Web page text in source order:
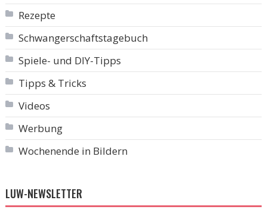
Rezepte
Schwangerschaftstagebuch
Spiele- und DIY-Tipps
Tipps & Tricks
Videos
Werbung
Wochenende in Bildern
LUW-NEWSLETTER